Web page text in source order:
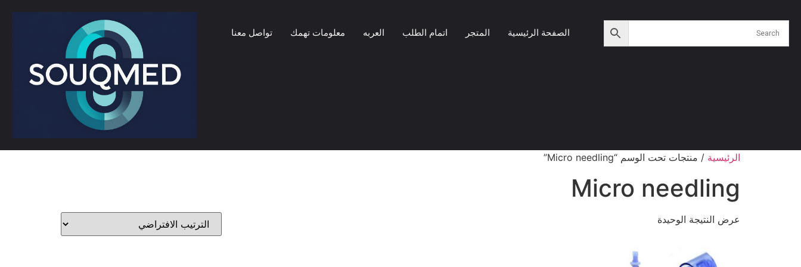
الصفحة الرئيسية المتجر اتمام الطلب العربه معلومات تهمك تواصل معنا
الرئيسية / منتجات تحت الوسم “Micro needling”
Micro needling
عرض النتيجة الوحيدة